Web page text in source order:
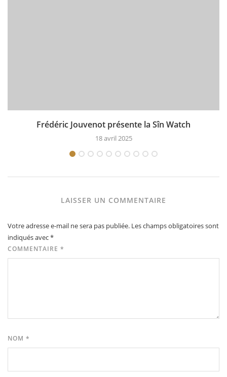
Frédéric Jouvenot présente la Sîn Watch
18 avril 2025
LAISSER UN COMMENTAIRE
Votre adresse e-mail ne sera pas publiée. Les champs obligatoires sont
indiqués avec*
COMMENTAIRE *
NOM *